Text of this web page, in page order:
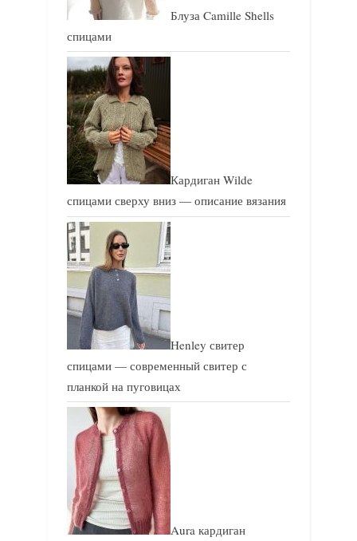
Блуза Camille Shells
спицами
Кардиган Wilde
спицами сверху вниз — описание вязания
Henley свитер
спицами — современный свитер с
планкой на пуговицах
Aura кардиган